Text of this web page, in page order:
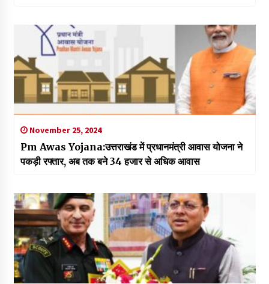
November 25, 2024
Pm Awas Yojana:उत्तराखंड में प्रधानमंत्री आवास योजना ने
पकड़ी रफ्तार, अब तक बने 34 हजार से अधिक आवास